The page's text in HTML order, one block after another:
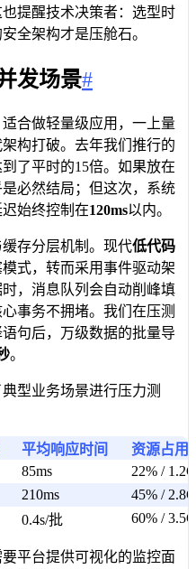
提醒技术决策者：选型时
全架构才是压舱石。
发场景#
合做轻量级应用，一上量
构打破。去年我们推行的
了平时的15倍。如果放在
必然结局；但这次，系统
始终控制在120ms以内。
存分层机制。现代低代码
式，转而采用事件驱动架
，消息队列会自动削峰填
事务不拥堵。我们在压测
句后，万级数据的批量导
。
型业务场景进行压力测
平均响应时间
资源占用
85ms
22% /
210ms
45% /
0.4s/批 60% /
平台提供可视化的监控面